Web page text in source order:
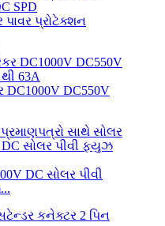
પાવર પ્રોટેક્શન
DC1000V DC550V
DC સોલર પીવી